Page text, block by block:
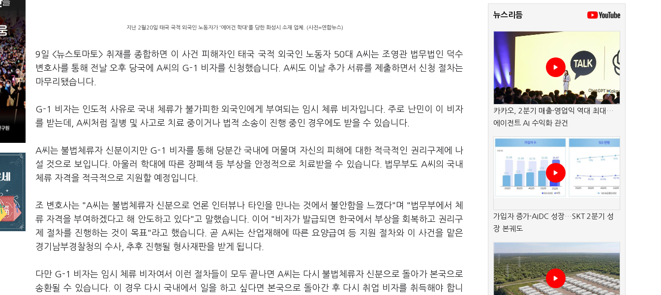
지난 2월20일 태국 국적 외국인 노동자가 '에어건 학대'를 당한 화성시 소재 업체. (사진=연합뉴스)
9일 <뉴스토마토> 취재를 종합하면 이 사건 피해자인 태국 국적 외국인 노동자 50대 A씨는 조영관 법무법인 덕수
변호사를 통해 전날 오후 당국에 A씨의 G-1 비자를 신청했습니다. A씨도 이날 추가 서류를 제출하면서 신청 절차는
마무리됐습니다.
G-1 비자는 인도적 사유로 국내 체류가 불가피한 외국인에게 부여되는 임시 체류 비자입니다. 주로 난민이 이 비자
를 받는데, A씨처럼 질병 및 사고로 치료 중이거나 법적 소송이 진행 중인 경우에도 받을 수 있습니다.
A씨는 불법체류자 신분이지만 G-1 비자를 통해 당분간 국내에 머물며 자신의 피해에 대한 적극적인 권리구제에 나
설 것으로 보입니다. 아울러 학대에 따른 장폐색 등 부상을 안정적으로 치료받을 수 있습니다. 법무부도 A씨의 국내
체류 자격을 적극적으로 지원할 예정입니다.
조 변호사는 "A씨는 불법체류자 신분으로 언론 인터뷰나 타인을 만나는 것에서 불안함을 느꼈다"며 "법무부에서 체
류 자격을 부여하겠다고 해 안도하고 있다"고 말했습니다. 이어 "비자가 발급되면 한국에서 부상을 회복하고 권리구
제 절차를 진행하는 것이 목표"라고 했습니다. 곧 A씨는 산업재해에 따른 요양급여 등 지원 절차와 이 사건을 맡은
경기남부경찰청의 수사, 추후 진행될 형사재판을 받게 됩니다.
다만 G-1 비자는 임시 체류 비자여서 이런 절차들이 모두 끝나면 A씨는 다시 불법체류자 신분으로 돌아가 본국으로
송환될 수 있습니다. 이 경우 다시 국내에서 일을 하고 싶다면 본국으로 돌아간 후 다시 취업 비자를 취득해야 합니
뉴스리듬
카카오, 2분기 매출·영업익 역대 최대…
에이전트 AI 수익화 관건
가입자 증가·AIDC 성장…SKT 2분기 성
장 본궤도